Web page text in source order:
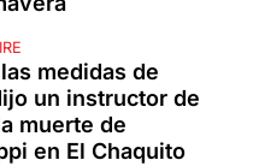
medidas de
un instructor de
muerte de
en El Chaquito